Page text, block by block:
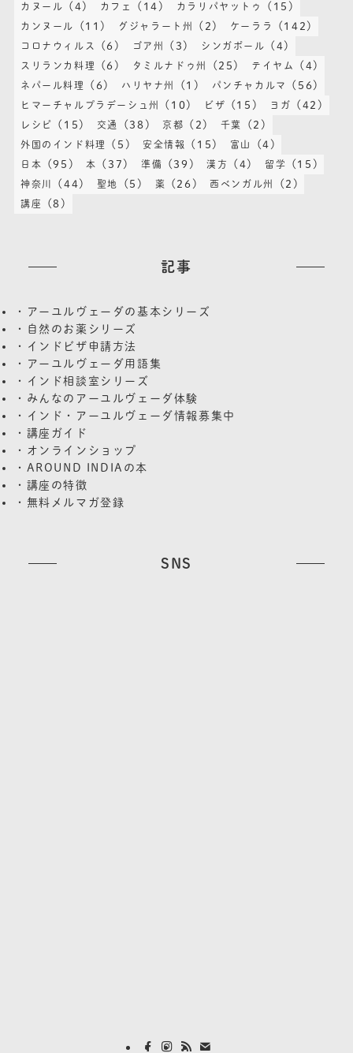
カヌール (4) カフェ (14) カラリパヤットゥ (15)
カンヌール (11) グジャラート州 (2) ケーララ (142)
コロナウィルス (6) ゴア州 (3) シンガポール (4)
スリランカ料理 (6) タミルナドゥ州 (25) テイヤム (4)
ネパール料理 (6) ハリヤナ州 (1) パンチャカルマ (56)
ヒマーチャルプラデーシュ州 (10) ビザ (15) ヨガ (42)
レシピ (15) 交通 (38) 京都 (2) 千葉 (2)
外国のインド料理 (5) 安全情報 (15) 富山 (4)
日本 (95) 本 (37) 準備 (39) 漢方 (4) 留学 (15)
神奈川 (44) 聖地 (5) 薬 (26) 西ベンガル州 (2)
講座 (8)
記事
・アーユルヴェーダの基本シリーズ
・自然のお薬シリーズ
・インドビザ申請方法
・アーユルヴェーダ用語集
・インド相談室シリーズ
・みんなのアーユルヴェーダ体験
・インド・アーユルヴェーダ情報募集中
・講座ガイド
・オンラインショップ
・AROUND INDIAの本
・講座の特徴
・無料メルマガ登録
SNS